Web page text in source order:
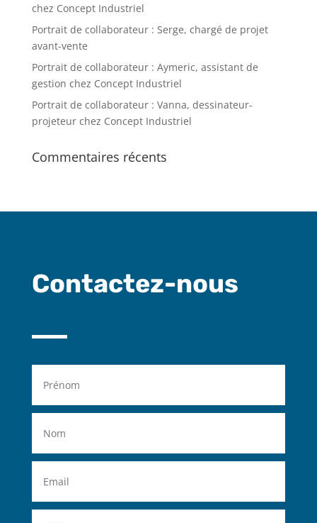
chez Concept Industriel
Portrait de collaborateur : Serge, chargé de projet
avant-vente
Portrait de collaborateur : Aymeric, assistant de
gestion chez Concept Industriel
Portrait de collaborateur : Vanna, dessinateur-
projeteur chez Concept Industriel
Commentaires récents
Contactez-nous